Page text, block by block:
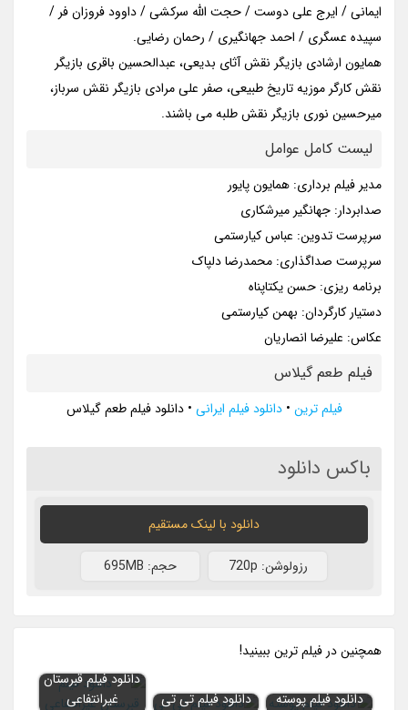
ایمانی / ایرج علی دوست / حجت الله سرکشی / داوود فروزان فر /
سپیده عسگری / احمد جهانگیری / رحمان رضایی.
همایون ارشادی بازیگر نقش آثای بدیعی، عبدالحسین باقری بازیگر
نقش کارگر موزیه تاریخ طبیعی، صفر علی مرادی بازیگر نقش سرباز،
میرحسین نوری بازیگر نقش طلبه می باشند.
لیست کامل عوامل
مدیر فیلم برداری: همایون پایور
صدابردار: جهانگیر میرشکاری
سرپرست تدوین: عباس کیارستمی
سرپرست صداگذاری: محمدرضا دلپاک
برنامه ریزی: حسن یکتاپناه
دستیار کارگردان: بهمن کیارستمی
عکاس: علیرضا انصاریان
فیلم طعم گیلاس
فیلم ترین •دانلود فیلم ایرانی •دانلود فیلم طعم گیلاس
باکس دانلود
دانلود با لينک مستقيم
رزولوشن: 720p حجم: 695MB
همچنين در فيلم ترين ببينيد!
دانلود فیلم پوسته دانلود فیلم تی تی
دانلود فیلم قبرستان
غیرانتفاعی